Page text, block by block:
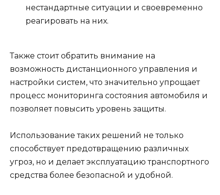
нестандартные ситуации и своевременно
реагировать на них.
Также стоит обратить внимание на
возможность дистанционного управления и
настройки систем, что значительно упрощает
процесс мониторинга состояния автомобиля и
позволяет повысить уровень защиты.
Использование таких решений не только
способствует предотвращению различных
угроз, но и делает эксплуатацию транспортного
средства более безопасной и удобной.